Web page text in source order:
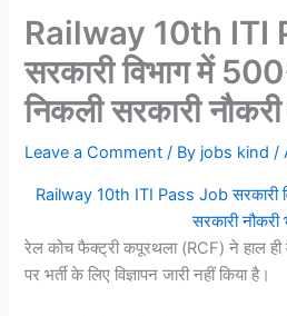
Railway 10th ITI
सरकारी विभाग में
निकली सरकारी नौकरी
Leave a Comment / By jobs kind/
Railway 10th ITI Pass Job सरकारी
सरकारी नौकरी
रेल कोच फैक्ट्री कपूरथला (RCF) ने हाल
पर भर्ती के लिए विज्ञापन जारी नहीं किया है।